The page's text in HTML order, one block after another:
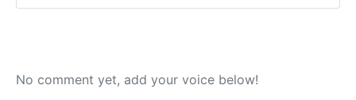
No comment yet, add your voice below!